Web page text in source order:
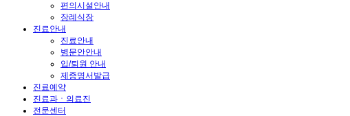
편의시설안내
장례식장
진료안내
진료안내
병문안안내
입/퇴원 안내
제증명서발급
진료예약
진료과ㆍ의료진
전문센터